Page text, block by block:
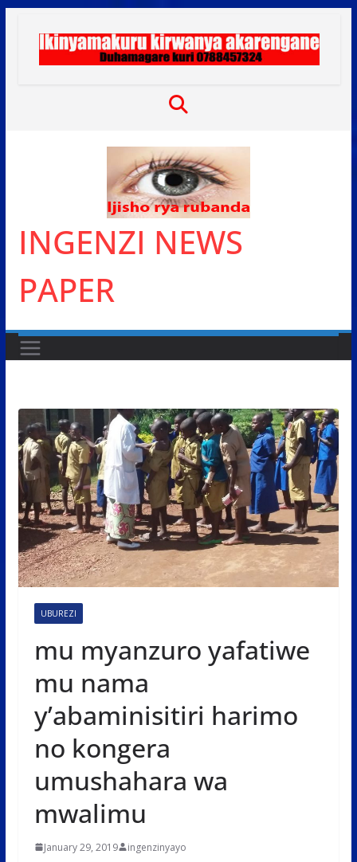
content
INGENZI NEWS
PAPER
UBUREZI
mu myanzuro yafatiwe
mu nama
y’abaminisitiri harimo
no kongera
umushahara wa
mwalimu
January 29, 2019 ingenzinyayo